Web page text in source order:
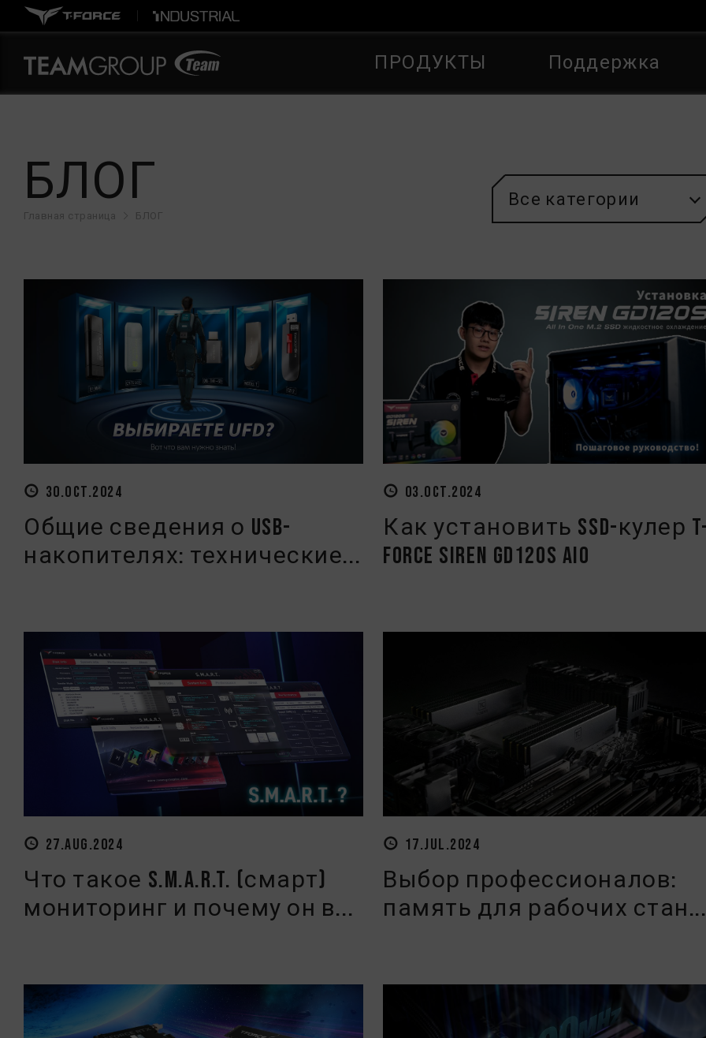
ПРОДУКТЫ Поддержка
БЛОГ
Главная страница БЛОГ
Все категории
30.OCT.2024
Общие сведения о USB-
накопителях: технические...
03.OCT.2024
Как установить SSD-кулер
FORCE SIREN GD120S AIO
27.AUG.2024
Что такое S.M.A.R.T. (смарт)
мониторинг и почему он в...
17.JUL.2024
Выбор профессионалов:
память для рабочих